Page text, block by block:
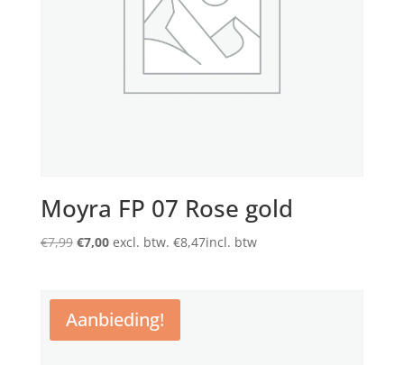
Moyra FP 07 Rose gold
€7,99 Oorspronkelijke
€7,99.
€7,00Huidige
€7,00.
excl. btw. €8,47incl. btw
Aanbieding!